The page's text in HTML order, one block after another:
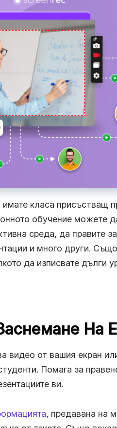
класа присъстващ
обучение можете
среда, да правите
и много други.
да изписвате дълги
На
видео от вашия екран
Помага за
ви.
, предавана на